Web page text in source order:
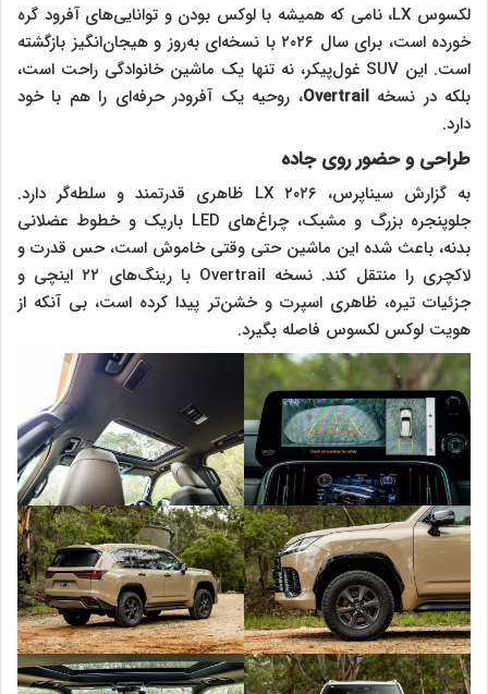
لکسوس LX، نامی که همیشه با لوکس بودن و توانایی‌های آفرود گره
خورده است، برای سال ۲۰۲۶ با نسخه‌ای به‌روز و هیجان‌انگیز بازگشته
است. این SUV غول‌پیکر، نه تنها یک ماشین خانوادگی راحت است،
بلکه در نسخهOvertrail، روحیه یک آفرودر حرفه‌ای را هم با خود
دارد.
طراحی و حضور روی جاده
به گزارش سیناپرس، LX ۲۰۲۶ ظاهری قدرتمند و سلطه‌گر دارد.
جلوپنجره بزرگ و مشبک، چراغ‌های LED باریک و خطوط عضلانی
بدنه، باعث شده این ماشین حتی وقتی خاموش است، حس قدرت و
لاکچری را منتقل کند. نسخه Overtrail با رینگ‌های ۲۲ اینچی و
جزئیات تیره، ظاهری اسپرت و خشن‌تر پیدا کرده است، بی آنکه از
هویت لوکس لکسوس فاصله بگیرد.